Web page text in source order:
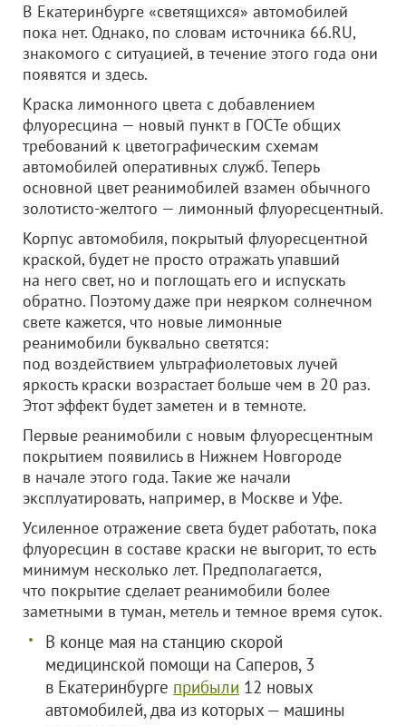
В Екатеринбурге «светящихся» автомобилей
пока нет. Однако, по словам источника 66.RU,
знакомого с ситуацией, в течение этого года они
появятся и здесь.
Краска лимонного цвета с добавлением
флуоресцина — новый пункт в ГОСТе общих
требований к цветографическим схемам
автомобилей оперативных служб. Теперь
основной цвет реанимобилей взамен обычного
золотисто-желтого — лимонный флуоресцентный.
Корпус автомобиля, покрытый флуоресцентной
краской, будет не просто отражать упавший
на него свет, но и поглощать его и испускать
обратно. Поэтому даже при неярком солнечном
свете кажется, что новые лимонные
реанимобили буквально светятся:
под воздействием ультрафиолетовых лучей
яркость краски возрастает больше чем в 20 раз.
Этот эффект будет заметен и в темноте.
Первые реанимобили с новым флуоресцентным
покрытием появились в Нижнем Новгороде
в начале этого года. Такие же начали
эксплуатировать, например, в Москве и Уфе.
Усиленное отражение света будет работать, пока
флуоресцин в составе краски не выгорит, то есть
минимум несколько лет. Предполагается,
что покрытие сделает реанимобили более
заметными в туман, метель и темное время суток.
В конце мая на станцию скорой
медицинской помощи на Саперов, 3
в Екатеринбурге прибыли 12 новых
автомобилей, два из которых — машины